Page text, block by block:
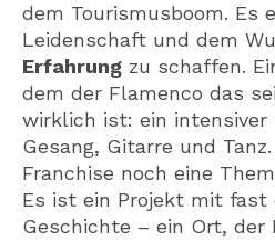
dem Tourismusboom. Es
Leidenschaft und dem
Erfahrung zu schaffen.
dem der Flamenco das
wirklich ist: ein intensiver
Gesang, Gitarre und
Franchise noch eine
Es ist ein Projekt mit fast
Geschichte – ein Ort, der